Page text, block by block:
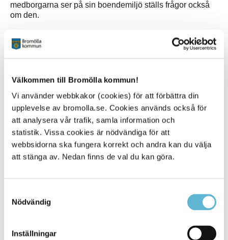
Välkommen till Bromölla kommun!
Vi använder webbkakor (cookies) för att förbättra din
upplevelse av bromolla.se. Cookies används också för
att analysera vår trafik, samla information och
statistik. Vissa cookies är nödvändiga för att
webbsidorna ska fungera korrekt och andra kan du välja
att stänga av. Nedan finns de val du kan göra.
Nödvändig
Inställningar
medborgarna ser på sin boendemiljö ställs frågor också
om den.
– Vi vill till exempel veta hur medborgarna upplever
eventuella problem där de bor, om de har varit utsatta för
bostadsområde på kvällarna, säger Mats Trulsson.
I slutet av enkäten ställs också några frågor om polisens
lokala verksamhet.
Cirka 900 personer i Bromölla kommun kommer att få
enkäten hemskickad.
Undersökningen skickades ut den 14 augusti och
En lokal trygghetsmätning görs årligen i polisregionen
Vid frågor om undersökningen: kontakta Mats Trulsson,